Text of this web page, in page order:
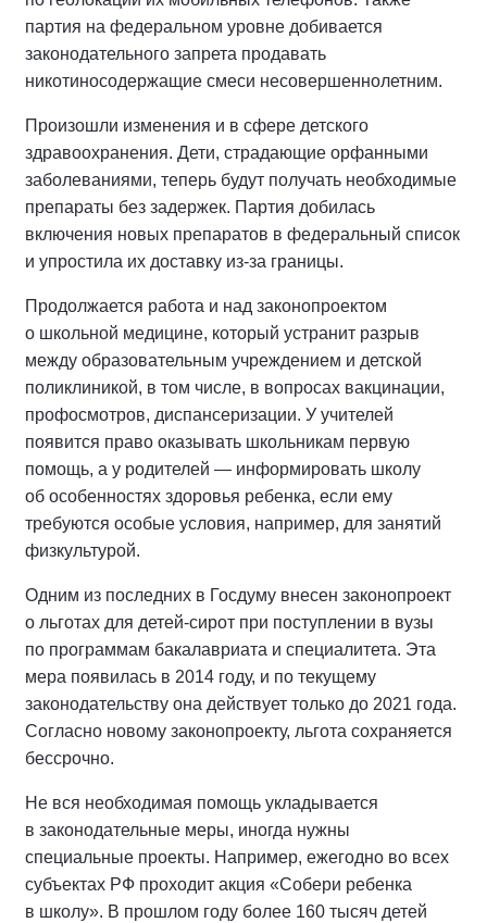
партия на федеральном уровне добивается
законодательного запрета продавать
никотиносодержащие смеси несовершеннолетним.
Произошли изменения и в сфере детского
здравоохранения. Дети, страдающие орфанными
заболеваниями, теперь будут получать необходимые
препараты без задержек. Партия добилась
включения новых препаратов в федеральный список
и упростила их доставку из-за границы.
Продолжается работа и над законопроектом
о школьной медицине, который устранит разрыв
между образовательным учреждением и детской
поликлиникой, в том числе, в вопросах вакцинации,
профосмотров, диспансеризации. У учителей
появится право оказывать школьникам первую
помощь, а у родителей — информировать школу
об особенностях здоровья ребенка, если ему
требуются особые условия, например, для занятий
физкультурой.
Одним из последних в Госдуму внесен законопроект
о льготах для детей-сирот при поступлении в вузы
по программам бакалавриата и специалитета. Эта
мера появилась в 2014 году, и по текущему
законодательству она действует только до 2021 года.
Согласно новому законопроекту, льгота сохраняется
бессрочно.
Не вся необходимая помощь укладывается
в законодательные меры, иногда нужны
специальные проекты. Например, ежегодно во всех
субъектах РФ проходит акция «Собери ребенка
в школу». В прошлом году более 160 тысяч детей